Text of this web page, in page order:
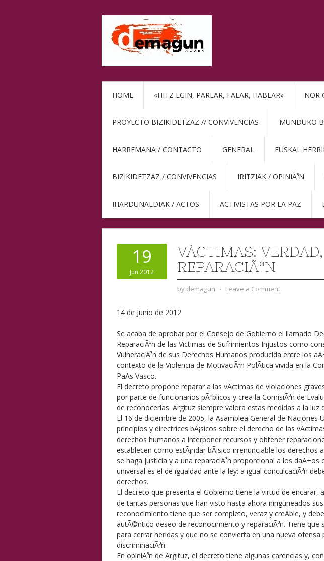
HOME «HITZ EGIN, PARLAR, FALAR, HABLAR» NOR
PROYECTO BIZIKIDETZAZ // CONVIVENCIAS MUNDUKO
HARREMANA / CONTACTO GENERAL EUSKAL
BIZIKIDETZAZ / CONVIVENCIAS IRITZIAK / OPINIÃ³N
IHARDUNALDIAK / ACTOS ACTIVISTAS POR LA PAZ
19
Jun 2012
VÃ­CTIMAS:
REPARACIÃ³N
by demagun ⋅ Leave a Comment
14 de Junio de 2012
Se acaba de aprobar por el Consejo de Gobierno el llamado
ReparaciÃ³n de las Victimas de Sufrimientos Injustos como
VulneraciÃ³n de sus Derechos Humanos producida entre los
contexto de la Violencia de MotivaciÃ³n PolÃ­tica vivida en la
PaÃ­s Vasco.
El decreto propone reparar a las vÃ­ctimas de violaciones
por parte de funcionarios pÃºblicos y crea la ComisiÃ³n de
de reconocerlas. Argituz siempre valora estas medidas a la luz
El 16 de diciembre de 2005, la Asamblea General de Naciones
principios y directrices bÃ¡sicos sobre el derecho de las
derechos humanos a interponer recursos y obtener
establecen como estÃ¡ndar bÃ¡sico irrenunciable los derechos
se haga justicia y a una reparaciÃ³n proporcional a los daÃ±os
universal es el de igualdad ante la ley: a igual conculcaciÃ³n
derechos.
El decreto que presenta el Gobierno tiene la virtud de encarar,
de tantas personas que han visto hasta ahora ninguneados
reconocimiento tiene que ser completo, veraz y creÃ­ble, y
autÃ©ntico deseo de reconocimiento y reparaciÃ³n. Tiene que
para cerrar heridas y que no se convierta en una nueva ofensa
discriminaciÃ³n.
En opiniÃ³n de Argituz, el decreto tiene algunas carencias y,